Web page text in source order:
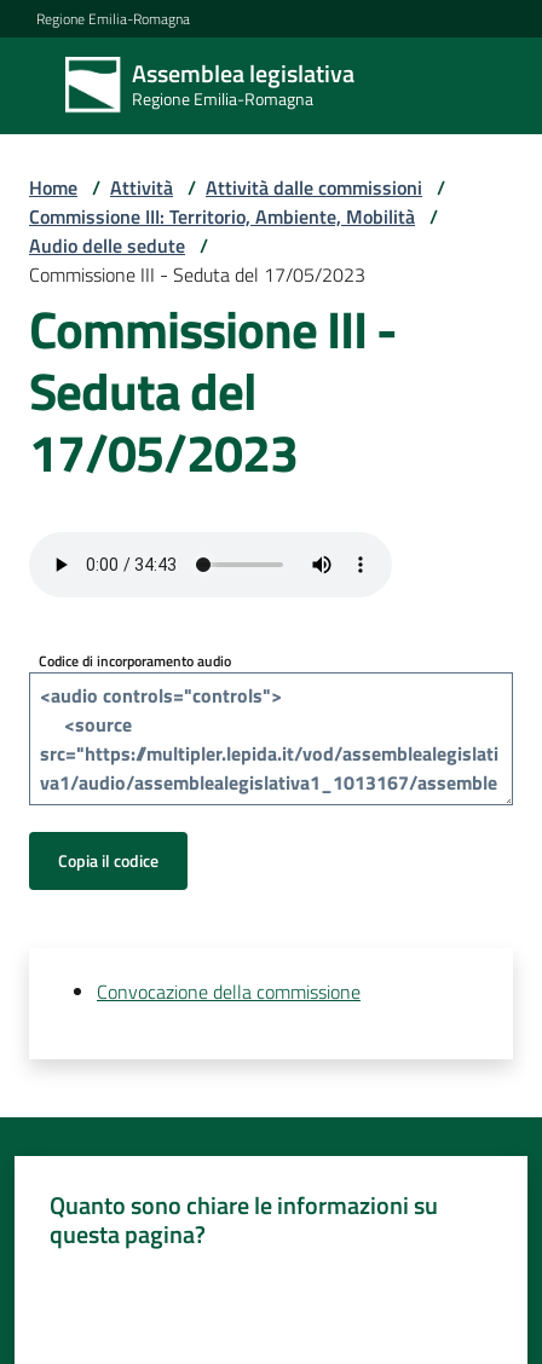
Vai al contenuto
Vai alla navigazione
Vai al footer
Regione Emilia-Romagna
Assemblea legislativa
Regione Emilia-Romagna
Assemblea
legislativa
Regione Emilia-
Assemblea
Attività
Argomenti
Per
cittadini
Home / Attività / Attività dalle commissioni /
Commissione III: Territorio, Ambiente, Mobilità /
Audio delle sedute /
Commissione III - Seduta del 17/05/2023
Commissione III -
Seduta del
17/05/2023
Codice di incorporamento audio
Copia il codice
Convocazione della commissione
Quanto sono chiare le informazioni su
questa pagina?